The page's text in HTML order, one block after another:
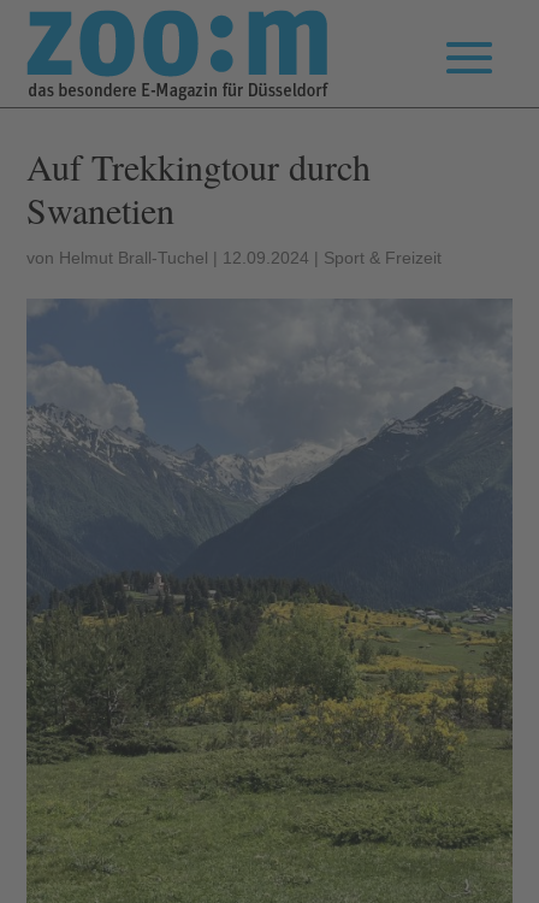
Auf Trekkingtour durch
Swanetien
von Helmut Brall-Tuchel | 12.09.2024 | Sport & Freizeit